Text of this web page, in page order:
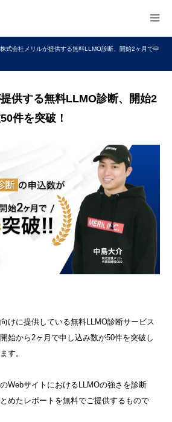
株式会社メリルが提供する無料LLMO診断、開始2ヶ月で申
供する無料LLMO診断、開始2
件を突破！
けに提供している無料LLMO診断サービス
始から2ヶ月で申し込み数が50件を突破し
す。
WebサイトにおけるLLMOの強さを診断
めたレポートを無料でご提供するもので